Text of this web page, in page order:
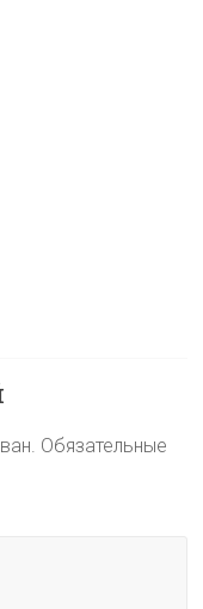
Обязательные